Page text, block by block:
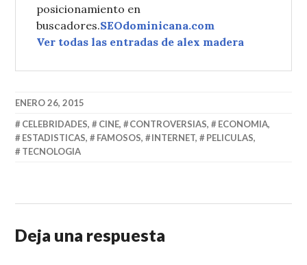
posicionamiento en
buscadores.SEOdominicana.com
Ver todas las entradas de alex madera
ENERO 26, 2015
CELEBRIDADES, CINE, CONTROVERSIAS, ECONOMIA,
ESTADISTICAS, FAMOSOS, INTERNET, PELICULAS,
TECNOLOGIA
Deja una respuesta